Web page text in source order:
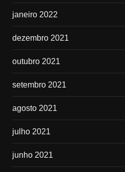
janeiro 2022
dezembro 2021
outubro 2021
setembro 2021
agosto 2021
julho 2021
junho 2021